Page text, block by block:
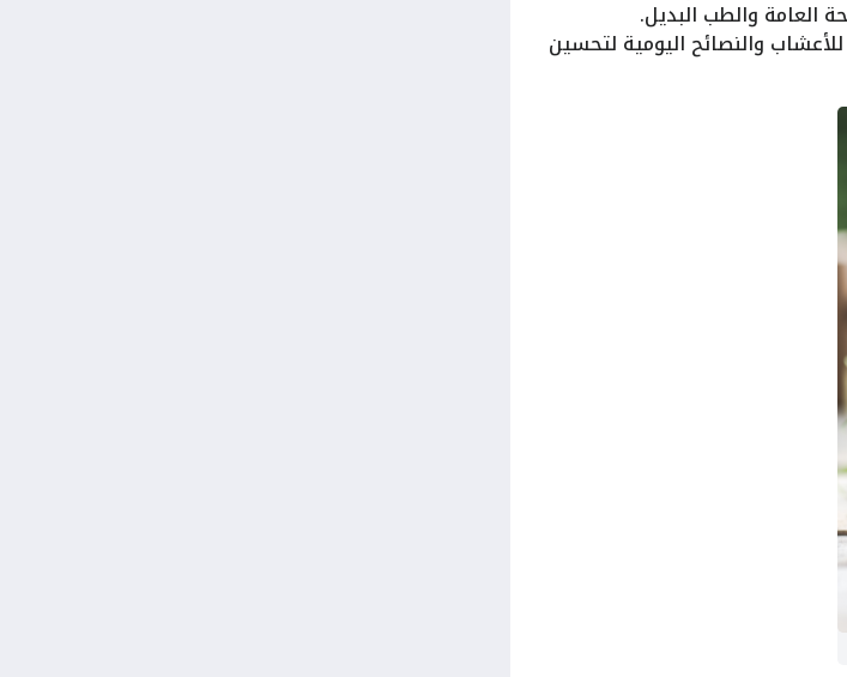
العامة والطب البديل.
والنصائح اليومية لتحسين